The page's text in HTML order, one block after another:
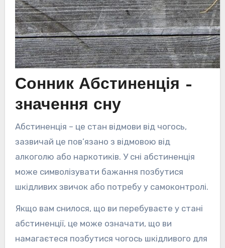
Сонник Абстиненція –
значення сну
Абстиненція – це стан відмови від чогось,
зазвичай це пов’язано з відмовою від
алкоголю або наркотиків. У сні абстиненція
може символізувати бажання позбутися
шкідливих звичок або потребу у самоконтролі.
Якщо вам снилося, що ви перебуваєте у стані
абстиненції, це може означати, що ви
намагаєтеся позбутися чогось шкідливого для